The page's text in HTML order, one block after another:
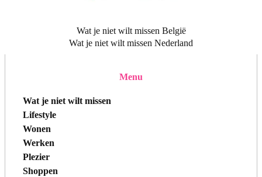
Wat je niet wilt missen België
Wat je niet wilt missen Nederland
Menu
Wat je niet wilt missen
Lifestyle
Wonen
Werken
Plezier
Shoppen